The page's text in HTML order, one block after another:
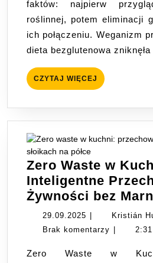
i
Mitów
–
faktów: najpierw
roślinnej, potem eliminacji
ich połączeniu. Weganizm
dieta bezglutenowa
CZYTAJ WIĘCEJ CZYTAJ
WIĘCEJ
Zero Waste w
Inteligentne
Żywności bez
29.09.2025 29.09.2025
Kristián
Brak komentarzy
Zero Waste w Kuchni: Inteligentne